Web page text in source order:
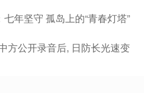
年坚守 孤岛上的“青春灯塔”
方公开录音后, 日防长光速变